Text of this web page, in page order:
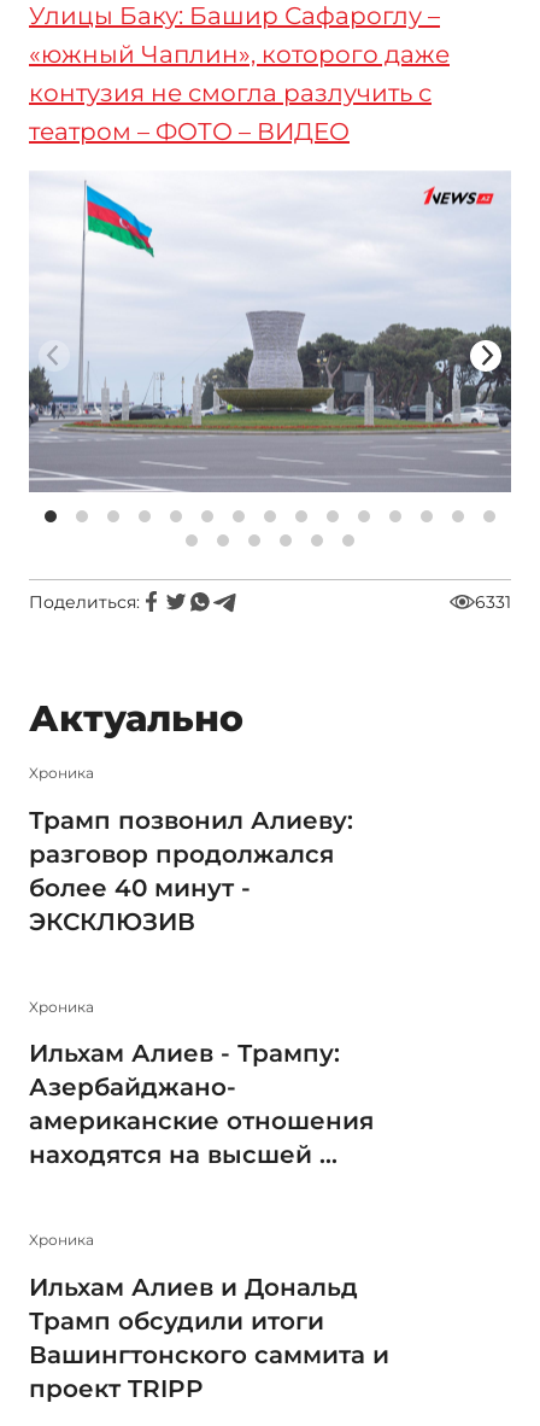
Улицы Баку: Башир Сафароглу –
«южный Чаплин», которого даже
контузия не смогла разлучить с
театром – ФОТО – ВИДЕО
Поделиться: 6331
Актуально
Xроника
Трамп позвонил Алиеву:
разговор продолжался
более 40 минут -
ЭКСКЛЮЗИВ
Xроника
Ильхам Алиев - Трампу:
Азербайджано-
американские отношения
находятся на высшей ...
Xроника
Ильхам Алиев и Дональд
Трамп обсудили итоги
Вашингтонского саммита и
проект TRIPP